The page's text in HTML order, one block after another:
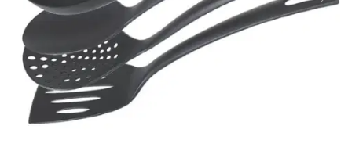
Sfoara si franghii
Suruburi, dibluri si accesorii
prindere
Mufe si conectori irigare
Panouri si elemente gard
Pavaje si borduri
Programatoare stropire
Sere si solarii
Pentru toaleta si wc
Pentru toate suprafetele
Solutii pentru suprafetele din lemn
Solutii specializate
Solutii profesionale pentru
bucatarie